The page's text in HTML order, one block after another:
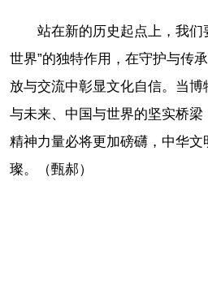
站在新的历史起点上，我们
世界”的独特作用，在守护与传
放与交流中彰显文化自信。当
与未来、中国与世界的坚实桥
精神力量必将更加磅礴，中华
璨。（甄郝）